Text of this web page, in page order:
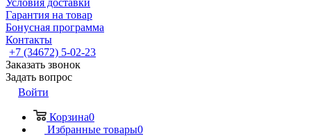
Условия доставки
Гарантия на товар
Бонусная программа
Контакты
+7 (34672) 5-02-23
Заказать звонок
Задать вопрос
Войти
Корзина0
Избранные товары0